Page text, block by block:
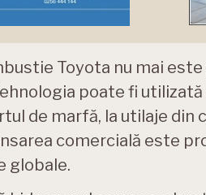
Toyota nu mai
poate fi
de marfă, la utilaje din
comercială este
globale.